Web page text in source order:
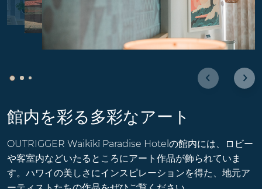
館内を彩る多彩なアート
OUTRIGGER Waikīkī Paradise Hotelの館内には、ロビー
や客室内などいたるところにアート作品が飾られていま
す。ハワイの美しさにインスピレーションを得た、地元ア